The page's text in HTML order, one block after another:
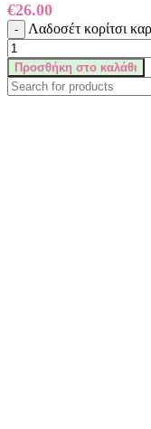
€26.00
Λαδοσέτ κορίτσι
Προσθήκη στο καλάθι